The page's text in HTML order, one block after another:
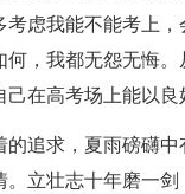
虑我能不能考上
，我都无怨无悔
在高考场上能以良
的追求，夏雨磅礴
立壮志十年磨一